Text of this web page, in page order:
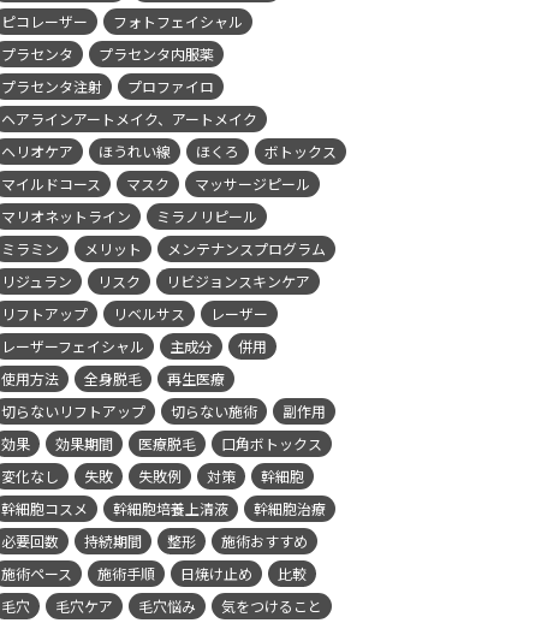
ピコレーザー
フォトフェイシャル
プラセンタ
プラセンタ内服薬
プラセンタ注射
プロファイロ
ヘアラインアートメイク、アートメイク
ヘリオケア
ほうれい線 ほくろ
ボトックス
マイルドコース
マスク
マッサージピール
マリオネットライン
ミラノリピール
ミラミン
メリット
メンテナンスプログラム
リジュラン
リスク
リビジョンスキンケア
リフトアップ
リベルサス
レーザー
レーザーフェイシャル
主成分
併用
使用方法
全身脱毛
再生医療
切らないリフトアップ
切らない施術
副作用
効果
効果期間 医療脱毛
口角ボトックス
変化なし
失敗 失敗例 対策
幹細胞
幹細胞コスメ
幹細胞培養上清液
幹細胞治療
必要回数
持続期間 整形
施術おすすめ
施術ペース
施術手順 日焼け止め
比較
毛穴
毛穴ケア 毛穴悩み
気をつけること